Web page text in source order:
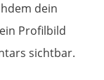
dein
Profilbild
sichtbar.